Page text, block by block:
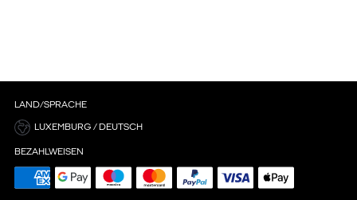
LAND/SPRACHE
LUXEMBURG / DEUTSCH
BEZAHLWEISEN